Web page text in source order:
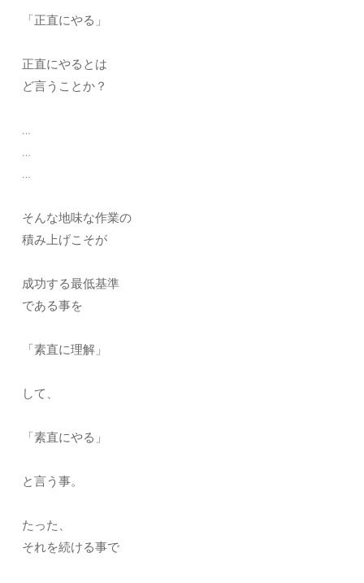
「正直にやる」
正直にやるとは
ど言うことか？
…
…
…
そんな地味な作業の
積み上げこそが
成功する最低基準
である事を
「素直に理解」
して、
「素直にやる」
と言う事。
たった、
それを続ける事で